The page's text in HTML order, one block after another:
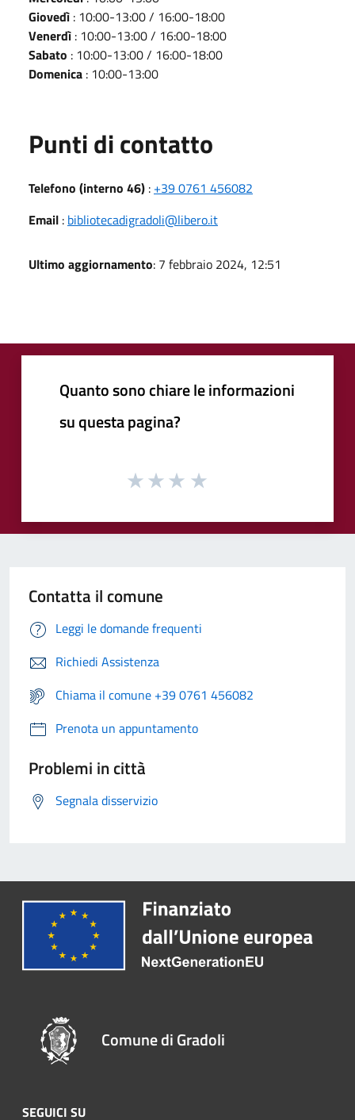
Giovedì : 10:00-13:00 / 16:00-18:00
Venerdì : 10:00-13:00 / 16:00-18:00
Sabato : 10:00-13:00 / 16:00-18:00
Domenica : 10:00-13:00
Punti di contatto
Telefono (interno 46) : +39 0761 456082
Email : bibliotecadigradoli@libero.it
Ultimo aggiornamento: 7 febbraio 2024, 12:51
Quanto sono chiare le informazioni
su questa pagina?
Contatta il comune
Leggi le domande frequenti
Richiedi Assistenza
Chiama il comune +39 0761 456082
Prenota un appuntamento
Problemi in città
Segnala disservizio
Comune di Gradoli
SEGUICI SU